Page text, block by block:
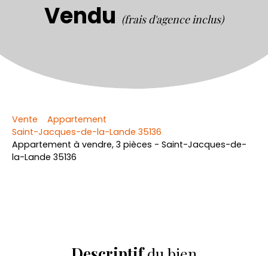
Vendu (frais d'agence inclus)
Vente
Appartement
Saint-Jacques-de-la-Lande 35136
Appartement à vendre, 3 pièces - Saint-Jacques-de-
la-Lande 35136